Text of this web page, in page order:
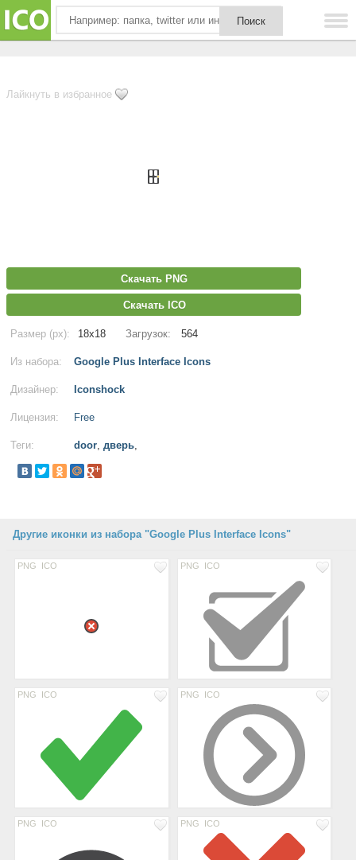
Лайкнуть в избранное
Скачать PNG
Скачать ICO
Размер (px): 18x18 Загрузок: 564
Из набора: Google Plus Interface Icons
Дизайнер: Iconshock
Лицензия: Free
Теги: door, дверь,
Другие иконки из набора "Google Plus Interface Icons"
PNG ICO PNG ICO
PNG ICO PNG ICO
PNG ICO PNG ICO